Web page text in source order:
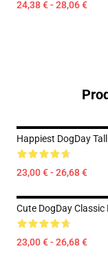
24,38 € - 28,06 €
Happiest DogDay
23,00 € - 26,68 €
Cute DogDay Classic
23,00 € - 26,68 €